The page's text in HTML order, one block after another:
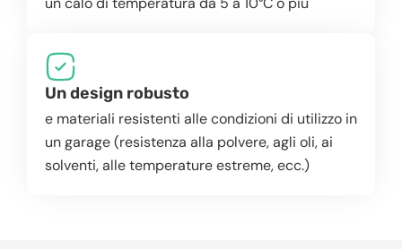
Un design robusto
e materiali resistenti alle condizioni di utilizzo in
un garage (resistenza alla polvere, agli oli, ai
solventi, alle temperature estreme, ecc.)